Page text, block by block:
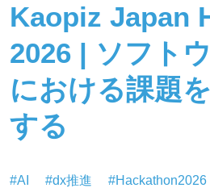
Kaopiz Japan
2026 | ソフト
における課題
する
#AI #dx推進 #Hackathon2026